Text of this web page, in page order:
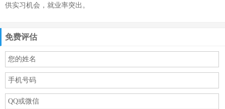
供实习机会，就业率突出。
免费评估